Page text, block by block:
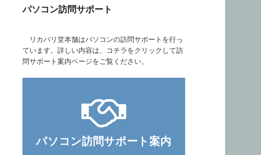
パソコン訪問サポート
リカバリ堂本舗はパソコンの訪問サポートを行っ
ています。詳しい内容は、コチラをクリックして訪
問サポート案内ページをご覧ください。
パソコン訪問サポート案内